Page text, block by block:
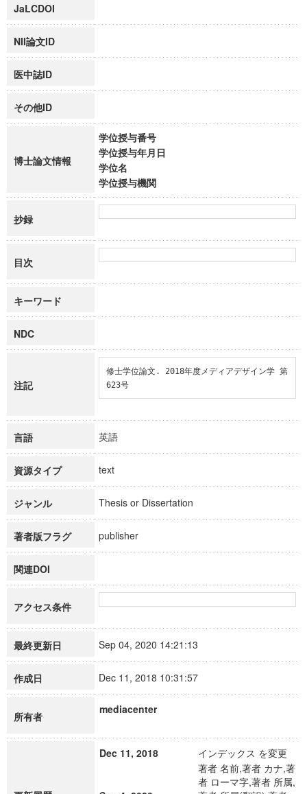
JaLCDOI
NII論文ID
医中誌ID
その他ID
博士論文情報
学位授与番号
学位授与年月日
学位名
学位授与機関
抄録
目次
キーワード
NDC
注記
修士学位論文. 2018年度メディアデザイン学 第
623号
言語 英語
資源タイプ text
ジャンル Thesis or Dissertation
著者版フラグ publisher
関連DOI
アクセス条件
最終更新日 Sep 04, 2020 14:21:13
作成日 Dec 11, 2018 10:31:57
所有者
mediacenter
Dec 11, 2018 インデックス を変更
著者 名前,著者 カナ,著
者 ローマ字,著者 所属,